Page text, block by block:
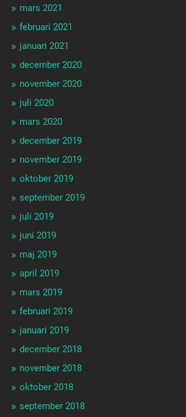
mars 2021
februari 2021
januari 2021
december 2020
november 2020
juli 2020
mars 2020
december 2019
november 2019
oktober 2019
september 2019
juli 2019
juni 2019
maj 2019
april 2019
mars 2019
februari 2019
januari 2019
december 2018
november 2018
oktober 2018
september 2018